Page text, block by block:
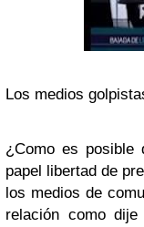
Los medios
¿Como es posible
papel libertad de
los medios de
relación como